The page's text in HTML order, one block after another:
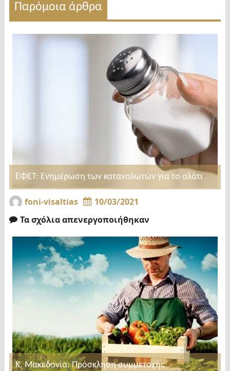
Παρόμοια άρθρα
ΕΦΕΤ: Ενημέρωση των καταναλωτών για το αλάτι
foni-visaltias
10/03/2021
Τα σχόλια απενεργοποιήθηκαν
Κ. Μακεδονία: Πρόσκληση συμμετοχής